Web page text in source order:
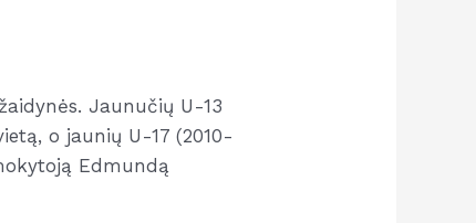
Jaunučių U-13
o jaunių U-17 (2010-
Edmundą